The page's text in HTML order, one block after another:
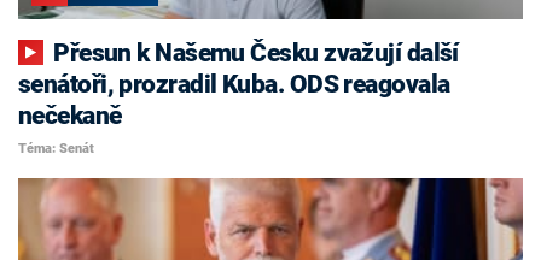
senátoři, prozradil Kuba. ODS reagovala
nečekaně
Téma: Senát